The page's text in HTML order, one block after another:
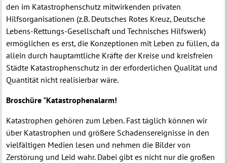
den im Katastrophenschutz mitwirkenden privaten
Hilfsorganisationen (z.B. Deutsches Rotes Kreuz, Deutsche
Lebens-Rettungs-Gesellschaft und Technisches Hilfswerk)
ermöglichen es erst, die Konzeptionen mit Leben zu füllen, da
allein durch hauptamtliche Kräfte der Kreise und kreisfreien
Städte Katastrophenschutz in der erforderlichen Qualität und
Quantität nicht realisierbar wäre.
Broschüre "Katastrophenalarm!
Katastrophen gehören zum Leben. Fast täglich können wir
über Katastrophen und größere Schadensereignisse in den
vielfältigen Medien lesen und nehmen die Bilder von
Zerstörung und Leid wahr. Dabei gibt es nicht nur die großen